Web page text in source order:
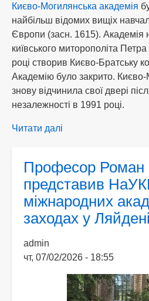
Києво-Могилянська академія
найбільш відомих вищіх
Європи (засн. 1615). Академія
київського миторополіта
році створив Києво-Братську
Академію було закрито.
знову відчинила свої двері
незалежності в 1991 році.
Читати далі
Жана
Моне
з
європейських
студій
Професор Роман
представив
міжнародних
заходах у Ляйдені
admin
чт, 07/02/2026 - 18:55